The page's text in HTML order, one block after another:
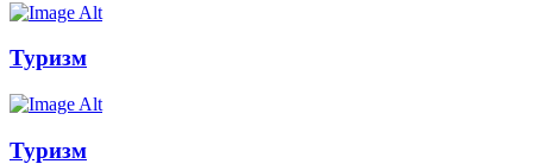
Туризм
Туризм